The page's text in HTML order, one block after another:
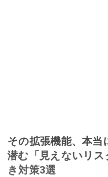
その拡張機能、本当
潜む「見えないリ
き対策3選